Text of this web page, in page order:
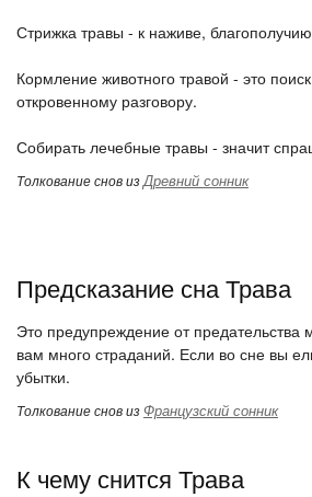
Стрижка травы - к наживе,
Кормление животного травой - это
откровенному разговору.
Собирать лечебные травы - значит
Толкование снов изДревний сонник
Предсказание сна Трава
Это предупреждение от
вам много страданий. Если во сне вы
убытки.
Толкование снов изФранцузский сонник
К чему снится Трава